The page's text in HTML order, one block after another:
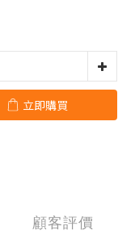
立即購買
顧客評價